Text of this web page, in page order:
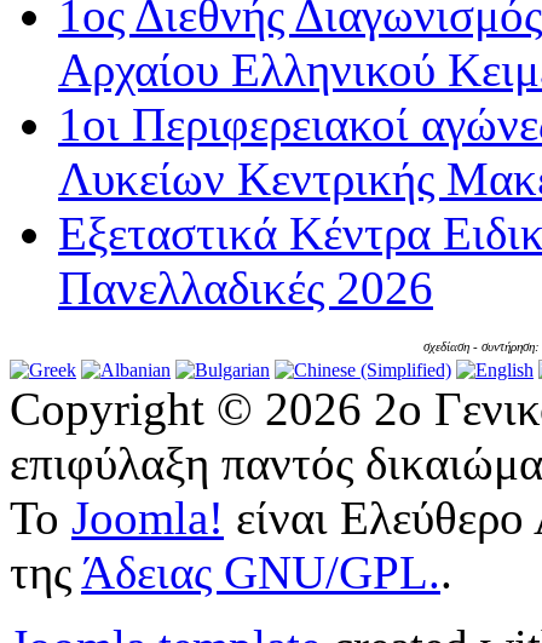
1ος Διεθνής
Αρχαίου Ελληνικού
1οι Περιφερειακοί
Λυκείων Κεντρικής
Εξεταστικά Κέντρα
Πανελλαδικές 2026
σχεδίαση -
Copyright © 2026 2ο
επιφύλαξη παντός
Το Joomla! είναι Ελεύθερο
της Άδειας GNU/GPL..